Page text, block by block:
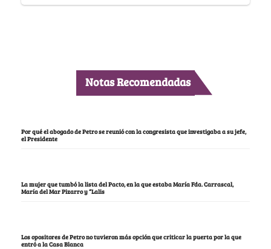
Notas Recomendadas
Por qué el abogado de Petro se reunió con la congresista que investigaba a su jefe,
el Presidente
La mujer que tumbó la lista del Pacto, en la que estaba María Fda. Carrascal,
María del Mar Pizarro y “Lalis
Los opositores de Petro no tuvieron más opción que criticar la puerta por la que
entró a la Casa Blanca